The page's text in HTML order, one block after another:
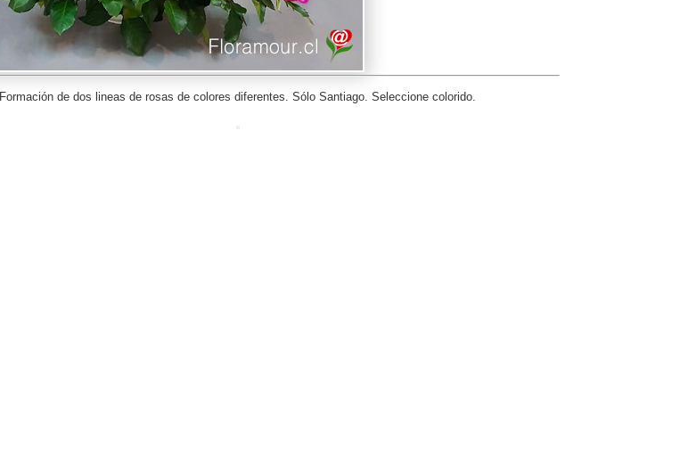
Formación de dos lineas de rosas de colores diferentes. Sólo Santiago. Seleccione colorido.